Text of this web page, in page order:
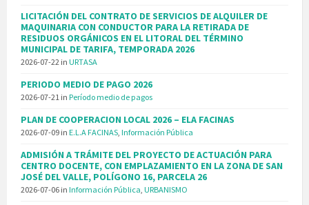
LICITACIÓN DEL CONTRATO DE SERVICIOS DE ALQUILER DE
MAQUINARIA CON CONDUCTOR PARA LA RETIRADA DE
RESIDUOS ORGÁNICOS EN EL LITORAL DEL TÉRMINO
MUNICIPAL DE TARIFA, TEMPORADA 2026
2026-07-22 in URTASA
PERIODO MEDIO DE PAGO 2026
2026-07-21 in Período medio de pagos
PLAN DE COOPERACION LOCAL 2026 – ELA FACINAS
2026-07-09 in E.L.A FACINAS, Información Pública
ADMISIÓN A TRÁMITE DEL PROYECTO DE ACTUACIÓN PARA
CENTRO DOCENTE, CON EMPLAZAMIENTO EN LA ZONA DE SAN
JOSÉ DEL VALLE, POLÍGONO 16, PARCELA 26
2026-07-06 in Información Pública, URBANISMO